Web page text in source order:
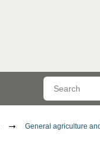
General agriculture